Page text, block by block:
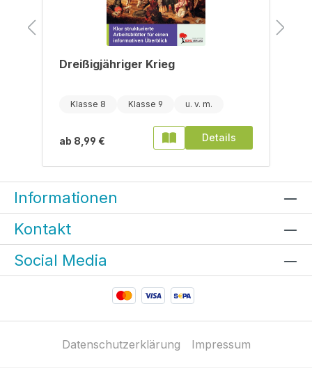
Dreißigjähriger Krieg
Klasse 8 Klasse 9
ab 8,99 € Details
Informationen
Kontakt
Social Media
Datenschutzerklärung Impressum